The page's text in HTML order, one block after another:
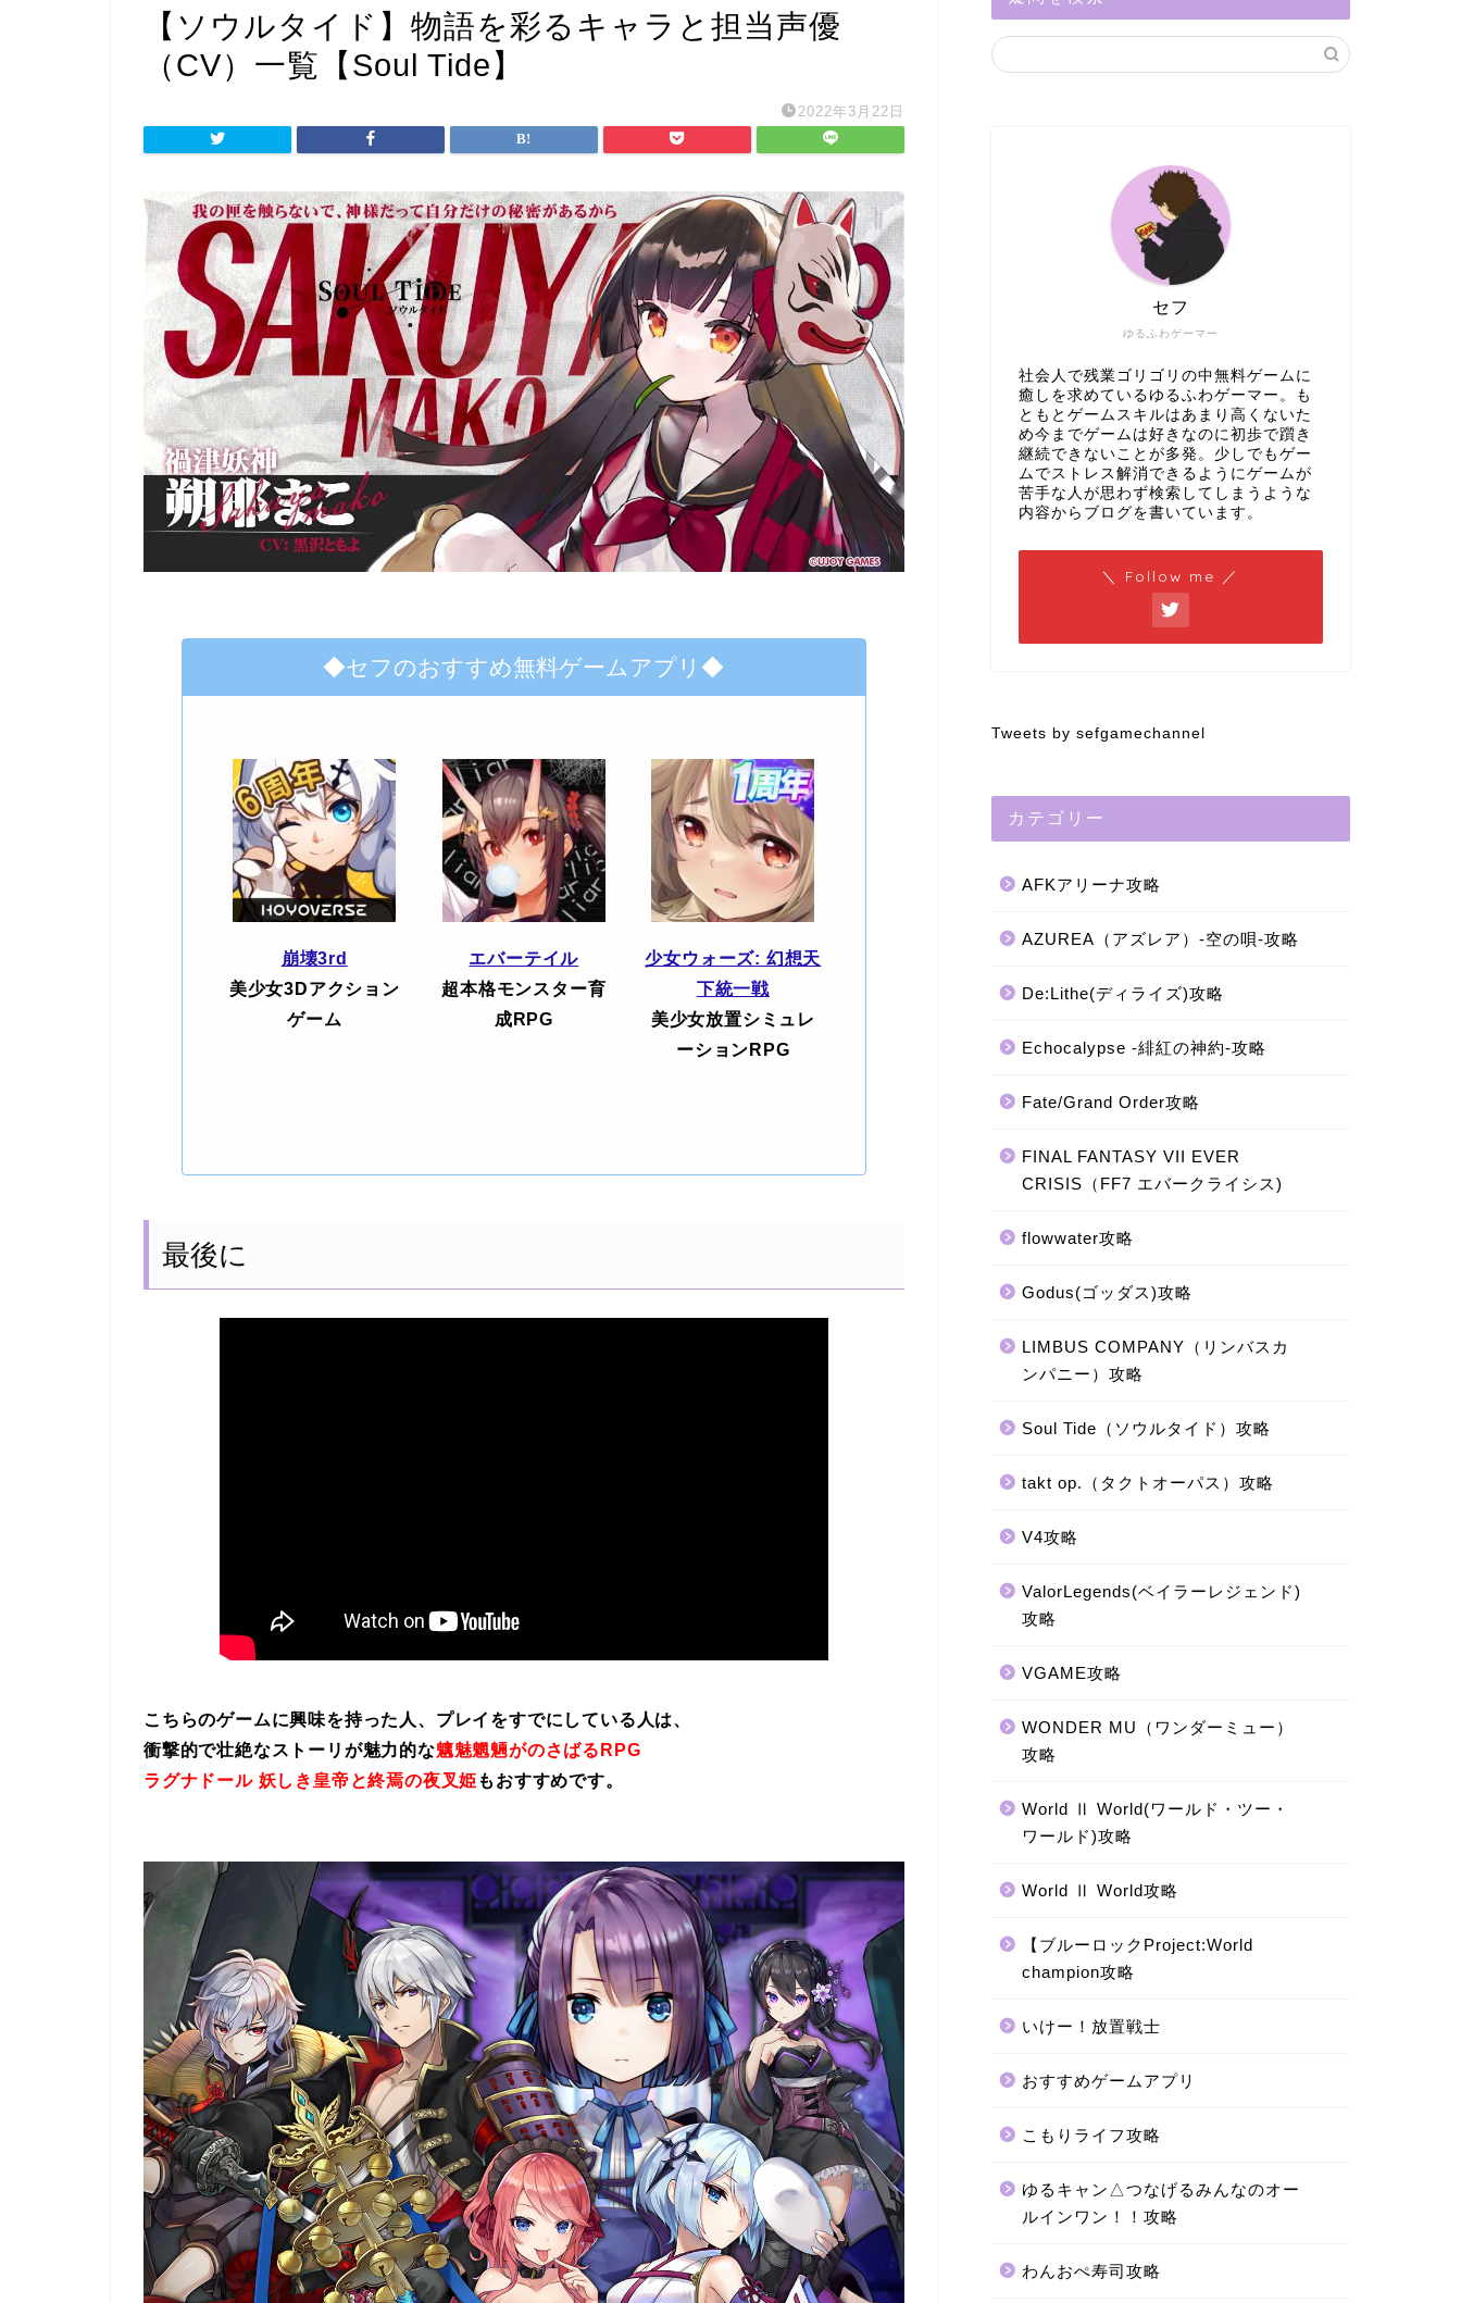
【ソウルタイド】物語を彩るキャラと担当声優
（CV）一覧【Soul Tide】
2022年3月22日
◆セフのおすすめ無料ゲームアプリ◆
崩壊3rd
美少女3Dアクション
ゲーム
エバーテイル
超本格モンスター育
成RPG
少女ウォーズ: 幻想天
下統一戦
美少女放置シミュレ
ーションRPG
最後に
こちらのゲームに興味を持った人、プレイをすでにしている人は、
衝撃的で壮絶なストーリが魅力的な魑魅魍魎がのさばるRPG
ラグナドール 妖しき皇帝と終焉の夜叉姫 もおすすめです。
ゆるふわゲーマー
セフ
社会人で残業ゴリゴリの中無料ゲームに
癒しを求めているゆるふわゲーマー。も
ともとゲームスキルはあまり高くないた
め今までゲームは好きなのに初歩で躓き
継続できないことが多発。少しでもゲー
ムでストレス解消できるようにゲームが
苦手な人が思わず検索してしまうような
内容からブログを書いています。
＼ Follow me ／
Tweets by sefgamechannel
カテゴリー
AFKアリーナ攻略
AZUREA（アズレア）-空の唄-攻略
De:Lithe(ディライズ)攻略
Echocalypse -緋紅の神約-攻略
Fate/Grand Order攻略
FINAL FANTASY VII EVER
CRISIS（FF7 エバークライシス)
flowwater攻略
Godus(ゴッダス)攻略
LIMBUS COMPANY（リンバスカ
ンパニー）攻略
Soul Tide（ソウルタイド）攻略
takt op.（タクトオーパス）攻略
V4攻略
ValorLegends(ベイラーレジェンド)
攻略
VGAME攻略
WONDER MU（ワンダーミュー）
攻略
World Ⅱ World(ワールド・ツー・
ワールド)攻略
World Ⅱ World攻略
【ブルーロックProject:World
champion攻略
いけー！放置戦士
おすすめゲームアプリ
こもりライフ攻略
ゆるキャン△つなげるみんなのオー
ルインワン！！攻略
わんおぺ寿司攻略